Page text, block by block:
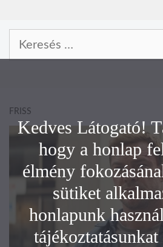
FRISS
Kedves Látogató!
hogy a honlap
élmény
sütiket
honlapunk